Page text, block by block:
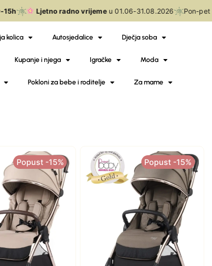
Ljetno radno vrijemeu 01.06-31.08.2026 Pon-pet
kolica Autosjedalice Dječja soba
Kupanje i njega Igračke Moda
Pokloni za bebe i roditelje Za mame
Popust -15% Popust -15%